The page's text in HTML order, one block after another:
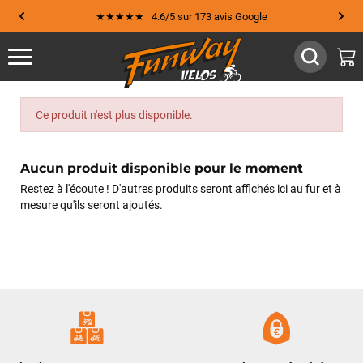
★★★★★ 4.6/5 sur 173 avis Google
Ce produit n'est plus disponible.
Aucun produit disponible pour le moment
Restez à l'écoute ! D'autres produits seront affichés ici au fur et à
mesure qu'ils seront ajoutés.
de mon achat. J'avais d'ailleurs recommandé cette enseigne
à plusieurs amis, dont cinq ont finalement acheté le même
modèle. J'ai ensuite rencontré une série de problèmes